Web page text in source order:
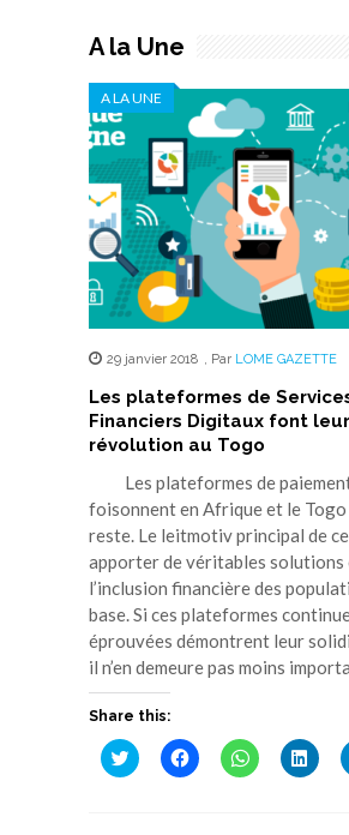
A la Une
A LA UNE
29 janvier 2018 , Par LOME GAZETTE
Les plateformes de
Financiers Digitaux font leur
révolution au Togo
Les plateformes de
foisonnent en Afrique et le Togo
reste. Le leitmotiv principal de
apporter de véritables solutions
l’inclusion financière des
base. Si ces plateformes
éprouvées démontrent leur
il n’en demeure pas moins
Share this:
Cliquez
pour
Cliquez
pour
Cliquez
pour pour